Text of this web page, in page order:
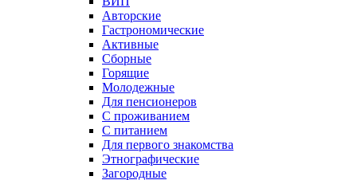
Авторские
Гастрономические
Активные
Сборные
Горящие
Молодежные
Для пенсионеров
С проживанием
С питанием
Для первого знакомства
Этнографические
Загородные